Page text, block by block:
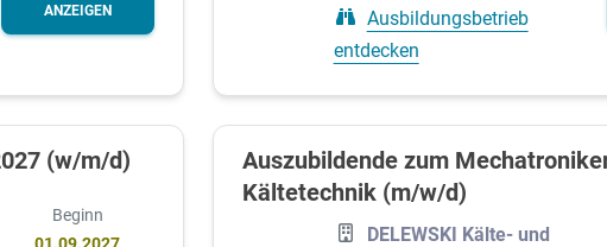
ANZEIGEN
Ausbildungsbetrieb
entdecken
(w/m/d)
Beginn
01.09.2027
Auszubildende zum
Kältetechnik (m/w/d)
DELEWSKI Kälte- und